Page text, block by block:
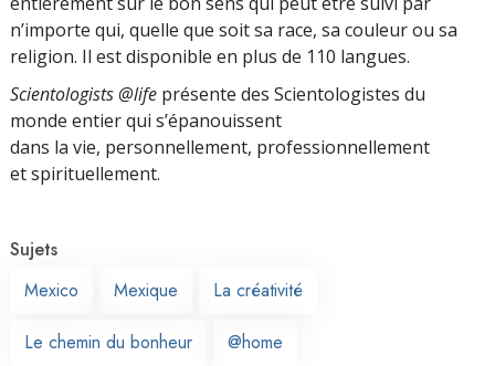
n’importe qui, quelle que soit sa race, sa couleur ou sa
religion. Il est disponible en plus de 110 langues.
Scientologists @life présente des Scientologistes du
monde entier qui s’épanouissent
dans la vie, personnellement, professionnellement
et spirituellement.
Sujets
Mexico
Mexique La créativité
Le chemin du bonheur @home